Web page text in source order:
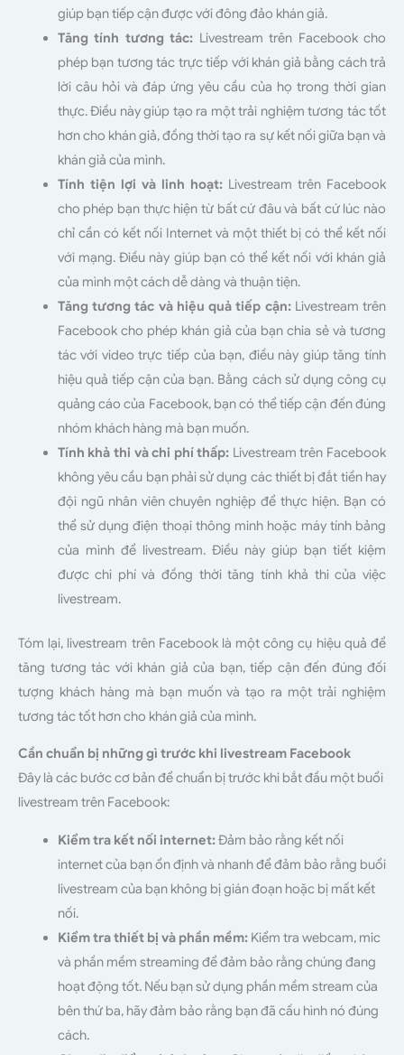
giúp bạn tiếp cận được với đông đảo khán giả.
Tăng tính tương tác: Livestream trên Facebook cho
phép bạn tương tác trực tiếp với khán giả bằng cách trả
lời câu hỏi và đáp ứng yêu cầu của họ trong thời gian
thực. Điều này giúp tạo ra một trải nghiệm tương tác tốt
hơn cho khán giả, đồng thời tạo ra sự kết nối giữa bạn và
khán giả của mình.
Tính tiện lợi và linh hoạt:Livestream trên Facebook
cho phép bạn thực hiện từ bất cứ đâu và bất cứ lúc nào
chỉ cần có kết nối Internet và một thiết bị có thể kết nối
với mạng. Điều này giúp bạn có thể kết nối với khán giả
của mình một cách dễ dàng và thuận tiện.
Tăng tương tác và hiệu quả tiếp cận:Livestream trên
Facebook cho phép khán giả của bạn chia sẻ và tương
tác với video trực tiếp của bạn, điều này giúp tăng tính
hiệu quả tiếp cận của bạn. Bằng cách sử dụng công cụ
quảng cáo của Facebook, bạn có thể tiếp cận đến đúng
nhóm khách hàng mà bạn muốn.
Tính khả thi và chi phí thấp: Livestream trên Facebook
không yêu cầu bạn phải sử dụng các thiết bị đắt tiền hay
đội ngũ nhân viên chuyên nghiệp để thực hiện. Bạn có
thể sử dụng điện thoại thông minh hoặc máy tính bảng
của mình để livestream. Điều này giúp bạn tiết kiệm
được chi phí và đồng thời tăng tính khả thi của việc
livestream.
Tóm lại, livestream trên Facebook là một công cụ hiệu quả để
tăng tương tác với khán giả của bạn, tiếp cận đến đúng đối
tượng khách hàng mà bạn muốn và tạo ra một trải nghiệm
tương tác tốt hơn cho khán giả của mình.
Cần chuẩn bị những gì trước khi livestream Facebook
Đây là các bước cơ bản để chuẩn bị trước khi bắt đầu một buổi
livestream trên Facebook:
Kiểm tra kết nối internet:Đảm bảo rằng kết nối
internet của bạn ổn định và nhanh để đảm bảo rằng buổi
livestream của bạn không bị gián đoạn hoặc bị mất kết
nối.
Kiểm tra thiết bị và phần mềm:Kiểm tra webcam, mic
và phần mềm streaming để đảm bảo rằng chúng đang
hoạt động tốt. Nếu bạn sử dụng phần mềm stream của
bên thứ ba, hãy đảm bảo rằng bạn đã cấu hình nó đúng
cách.